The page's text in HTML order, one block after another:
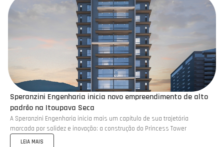
Speranzini Engenharia inicia novo empreendimento de alto
padrão na Itoupava Seca
A Speranzini Engenharia inicia mais um capítulo de sua trajetória
marcada por solidez e inovação: a construção do Princess Tower
LEIA MAIS